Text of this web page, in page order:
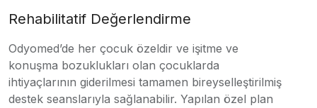
Rehabilitatif Değerlendirme
Odyomed’de her çocuk özeldir ve işitme ve
konuşma bozuklukları olan çocuklarda
ihtiyaçlarının giderilmesi tamamen bireyselleştirilmiş
destek seanslarıyla sağlanabilir. Yapılan özel plan